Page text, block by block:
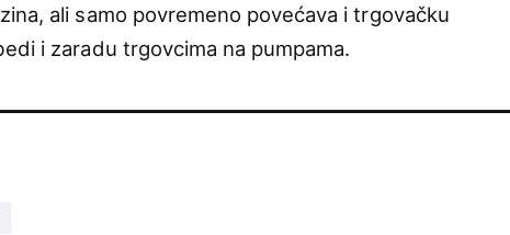
ali samo povremeno povećava i trgovačku
i zaradu trgovcima na pumpama.